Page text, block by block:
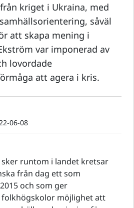
kriget i Ukraina, med
såväl
att skapa mening i
var imponerad av
lovordade
att agera i kris.
06-08
sker runtom i landet kretsar
från dag ett som
och som ger
möjlighet att